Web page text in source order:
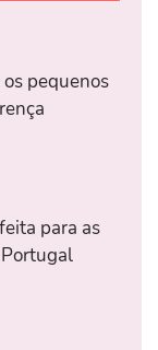
pequenos
para as